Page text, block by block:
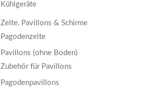
Kühlgeräte
Zelte, Pavillons & Schirme
Pagodenzelte
Pavillons (ohne Boden)
Zubehör für Pavillons
Pagodenpavillons